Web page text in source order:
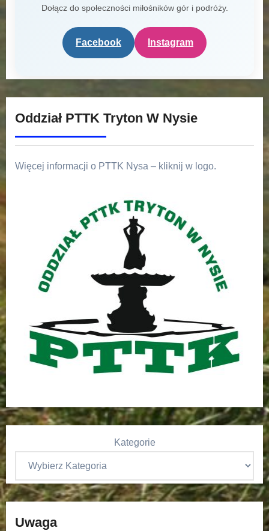
Dołącz do społeczności miłośników gór i podróży.
Facebook Instagram
Oddział PTTK Tryton W Nysie
Więcej informacji o PTTK Nysa – kliknij w logo.
Kategorie
Uwaga